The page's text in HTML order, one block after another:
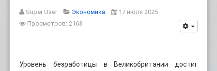
Super User Экономика
17 июля 2025
Просмотров: 2163
Уровень безработицы в Великобритании достиг